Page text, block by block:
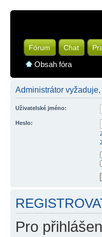
Fórum Chat
Obsah fóra
Administrátor
Uživatelské jméno:
Heslo:
Pro